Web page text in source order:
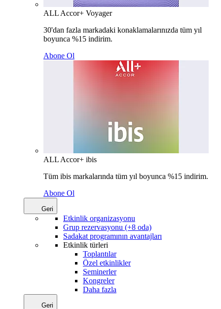
ALL Accor+ Voyager
30'dan fazla markadaki konaklamalarınızda tüm yıl
boyunca %15 indirim.
Abone Ol
ALL Accor+ ibis
Tüm ibis markalarında tüm yıl boyunca %15 indirim.
Abone Ol
Geri
Etkinlik organizasyonu
Grup rezervasyonu (+8 oda)
Sadakat programının avantajları
Etkinlik türleri
Toplantılar
Özel etkinlikler
Seminerler
Kongreler
Daha fazla
Geri